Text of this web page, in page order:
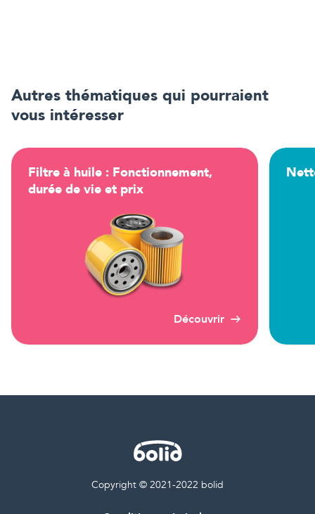
Autres thématiques qui pourraient
vous intéresser
Filtre à huile : Fonctionnement,
durée de vie et prix
Découvrir
Copyright © 2021-2022 bolid